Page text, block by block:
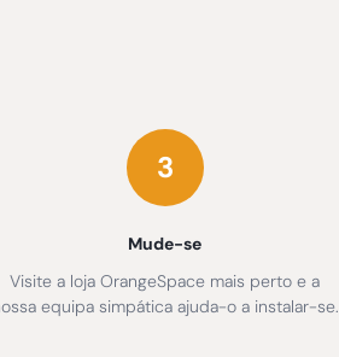
3
Mude-se
Visite a loja OrangeSpace mais perto e a
equipa simpática ajuda-o a instalar-se.